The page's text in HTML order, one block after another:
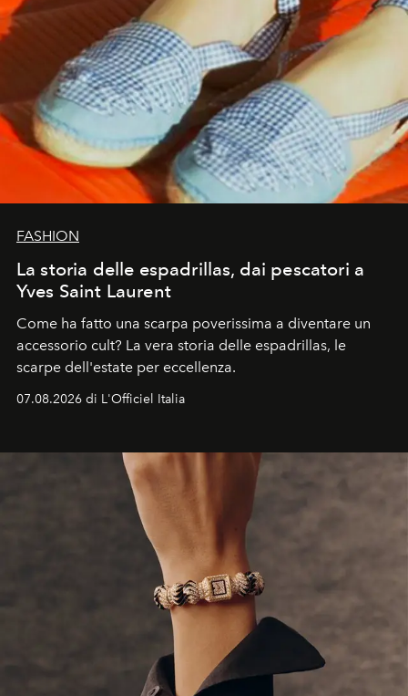
FASHION
La storia delle espadrillas, dai pescatori a
Yves Saint Laurent
Come ha fatto una scarpa poverissima a diventare un
accessorio cult? La vera storia delle espadrillas, le
scarpe dell'estate per eccellenza.
07.08.2026 di L'Officiel Italia